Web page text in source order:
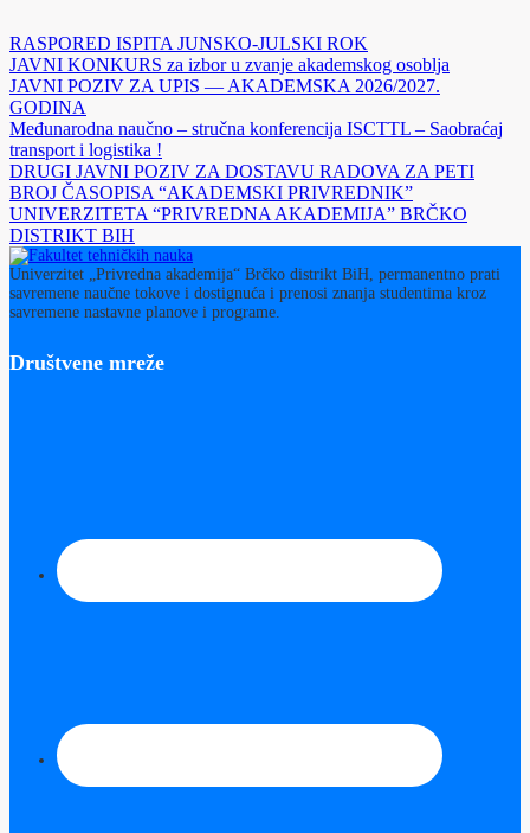
RASPORED ISPITA JUNSKO-JULSKI ROK
JAVNI KONKURS za izbor u zvanje akademskog osoblja
JAVNI POZIV ZA UPIS — AKADEMSKA 2026/2027.
GODINA
Međunarodna naučno – stručna konferencija ISCTTL – Saobraćaj
transport i logistika !
DRUGI JAVNI POZIV ZA DOSTAVU RADOVA ZA PETI
BROJ ČASOPISA “AKADEMSKI PRIVREDNIK”
UNIVERZITETA “PRIVREDNA AKADEMIJA” BRČKO
DISTRIKT BIH
Univerzitet „Privredna akademija“ Brčko distrikt BiH, permanentno prati
savremene naučne tokove i dostignuća i prenosi znanja studentima kroz
savremene nastavne planove i programe.
Društvene mreže